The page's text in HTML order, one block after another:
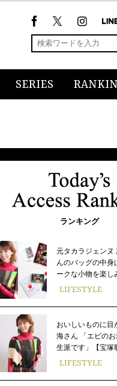
SERIES
ランキング
元タカラジェンヌ
んのバッグの中身
ークな小物を楽
LIFESTYLE
おいしいものに目
海さん 「エビの
生派です」【宝
LIFESTYLE